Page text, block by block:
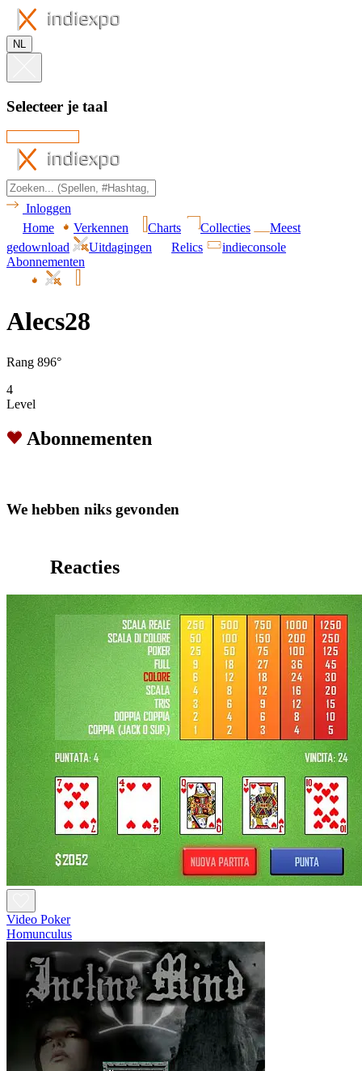
NL
Selecteer je taal
Inloggen
Home
Verkennen Charts Collecties
Meest
gedownload
Uitdagingen Relics
indieconsole
Abonnementen
Alecs28
Rang 896°
4
Level
Abonnementen
We hebben niks gevonden
Reacties
Video Poker
Homunculus